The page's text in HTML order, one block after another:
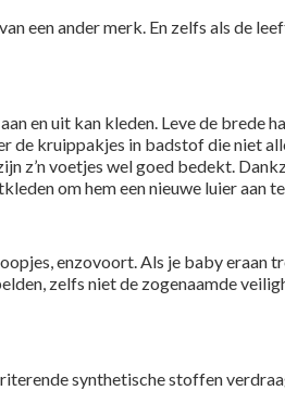
een ander merk. En zelfs als de
en uit kan kleden. Leve de brede
de kruippakjes in badstof die niet
z’n voetjes wel goed bedekt.
om hem een nieuwe luier aan
enzovoort. Als je baby eraan
zelfs niet de zogenaamde
synthetische stoffen